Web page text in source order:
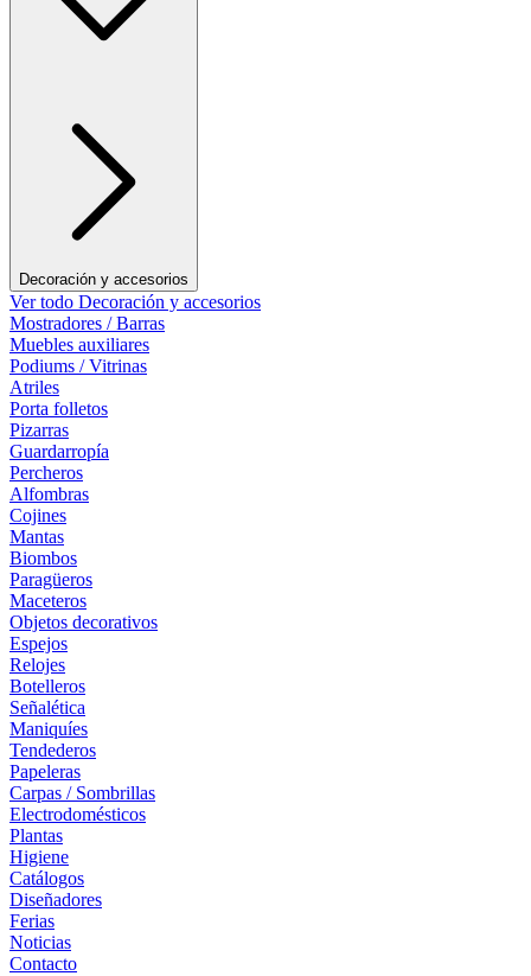
Decoración y accesorios
Ver todo Decoración y accesorios
Mostradores / Barras
Muebles auxiliares
Podiums / Vitrinas
Atriles
Porta folletos
Pizarras
Guardarropía
Percheros
Alfombras
Cojines
Mantas
Biombos
Paragüeros
Maceteros
Objetos decorativos
Espejos
Relojes
Botelleros
Señalética
Maniquíes
Tendederos
Papeleras
Carpas / Sombrillas
Electrodomésticos
Plantas
Higiene
Catálogos
Diseñadores
Ferias
Noticias
Contacto